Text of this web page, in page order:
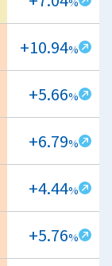
+10.94%
+5.66%
+6.79%
+4.44%
+5.76%